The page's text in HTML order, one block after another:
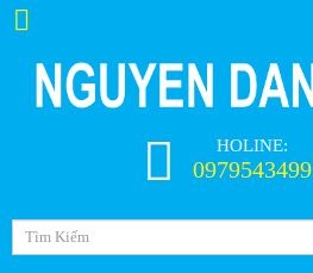
HOLINE:
0979543499